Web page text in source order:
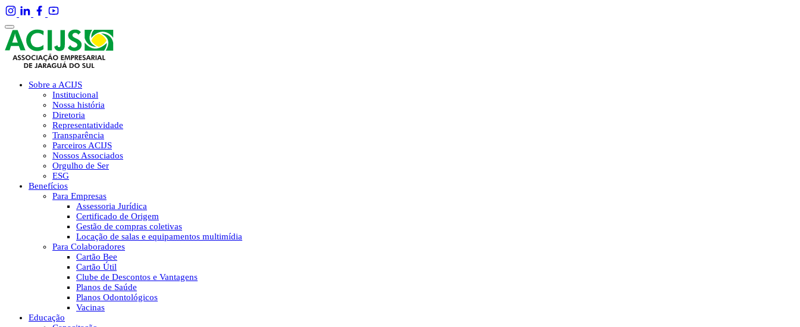
Sobre a ACIJS
Institucional
Nossa história
Diretoria
Representatividade
Transparência
Parceiros ACIJS
Nossos Associados
Orgulho de Ser
ESG
Benefícios
Para Empresas
Assessoria Jurídica
Certificado de Origem
Gestão de compras coletivas
Locação de salas e equipamentos multimídia
Para Colaboradores
Cartão Bee
Cartão Útil
Clube de Descontos e Vantagens
Planos de Saúde
Planos Odontológicos
Vacinas
Educação